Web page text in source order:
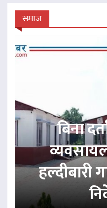
समाज
बिना
हल्दीबारी